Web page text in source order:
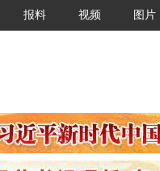
报料 视频 图片